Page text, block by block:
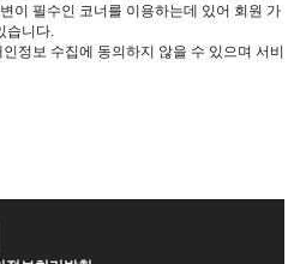
이 필수인 코너를 이용하는데 있어 회원 가
습니다.
정보 수집에 동의하지 않을 수 있으며 서비